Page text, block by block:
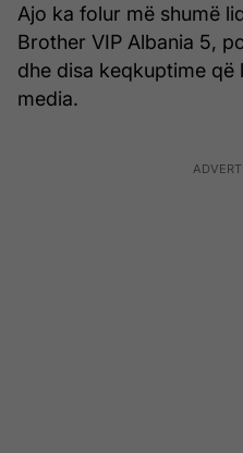
Ajo ka folur më shumë
Brother VIP Albania 5,
dhe disa keqkuptime që
media.